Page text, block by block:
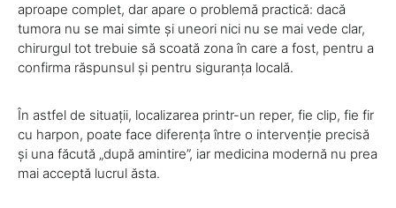
aproape complet, dar apare o problemă practică: dacă
tumora nu se mai simte și uneori nici nu se mai vede clar,
chirurgul tot trebuie să scoată zona în care a fost, pentru a
confirma răspunsul și pentru siguranța locală.
În astfel de situații, localizarea printr-un reper, fie clip, fie fir
cu harpon, poate face diferența între o intervenție precisă
și una făcută „după amintire”, iar medicina modernă nu prea
mai acceptă lucrul ăsta.